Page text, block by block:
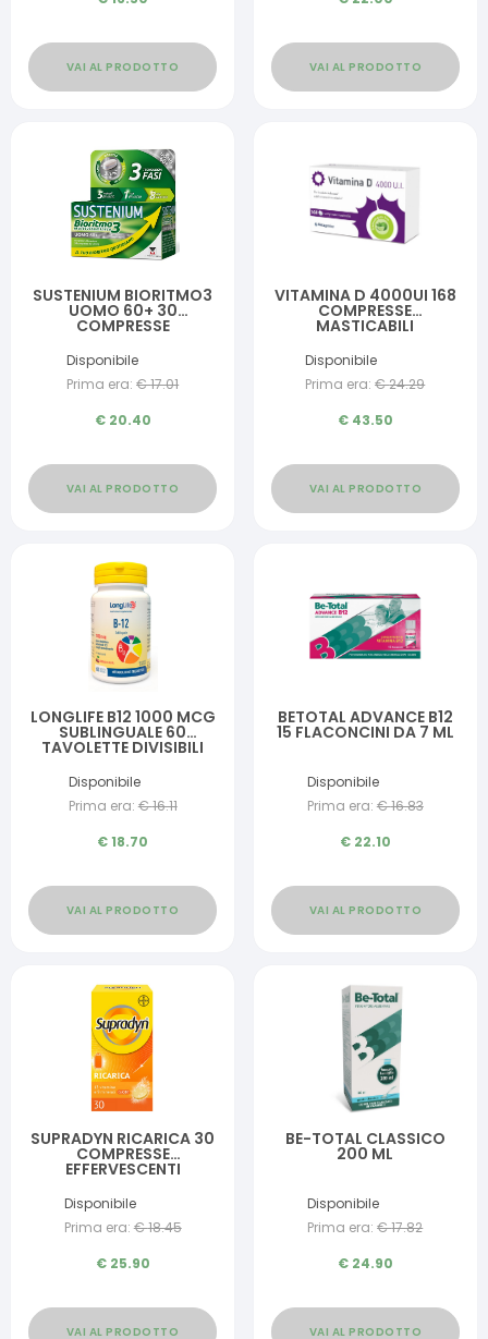
VAI AL PRODOTTO VAI AL PRODOTTO
SUSTENIUM BIORITMO3
UOMO 60+ 30
COMPRESSE
Disponibile
Prima era: €17.01
€ 20.40
VAI AL PRODOTTO
VITAMINA D 4000UI 168
COMPRESSE
MASTICABILI
Disponibile
Prima era: €24.29
€ 43.50
VAI AL PRODOTTO
LONGLIFE B12 1000 MCG
SUBLINGUALE 60
TAVOLETTE DIVISIBILI
EDULCORANTI SENZA
GLUTINE
Disponibile
Prima era: €16.11
€18.70
VAI AL PRODOTTO
BETOTAL ADVANCE B12
15 FLACONCINI DA 7 ML
Disponibile
Prima era: €16.83
€ 22.10
VAI AL PRODOTTO
SUPRADYN RICARICA 30
COMPRESSE
EFFERVESCENTI
Disponibile
Prima era: €18.45
€ 25.90
VAI AL PRODOTTO
BE-TOTAL CLASSICO
200 ML
Disponibile
Prima era: €17.82
€ 24.90
VAI AL PRODOTTO